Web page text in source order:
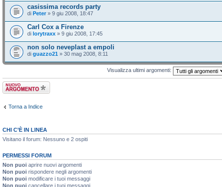
casissima records party
di Peter » 9 giu 2008, 18:47
Carl Cox a Firenze
di lorytraxx » 9 giu 2008, 17:45
non solo neveplast a empoli
di guazzo21 » 30 mag 2008, 8:11
Visualizza ultimi argomenti:
Scrivi un nuovo
argomento
Torna a Indice
CHI C’È IN LINEA
Visitano il forum: Nessuno e 2 ospiti
PERMESSI FORUM
Non puoi aprire nuovi argomenti
Non puoi rispondere negli argomenti
Non puoi modificare i tuoi messaggi
Non puoi cancellare i tuoi messaggi